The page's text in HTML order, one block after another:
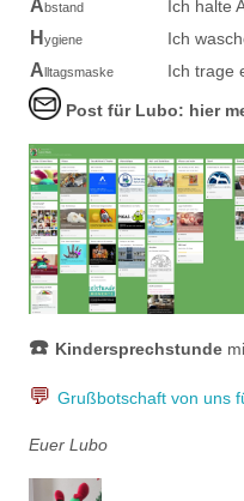
Abstand Ich halte
H ygiene Ich
Alltagsmaske Ich trage
Post für Lubo: hier
☎️ Kindersprechstunde
💬 Grußbotschaft von uns
Euer Lubo